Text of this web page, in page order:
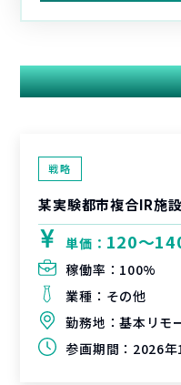
関
戦略
某実験都市複合IR施
単価： 120〜
稼働率： 100%
業種： その他
勤務地：基本リモ
参画期間： 2026